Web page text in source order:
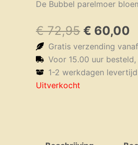
De Bubbel parelmoer
€72,95
prijs
was:
€ 72,95.
€ 60,00
Gratis verzending
Voor 15.00 uur
1-2 werkdagen levertijd
Uitverkocht